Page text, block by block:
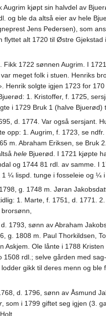
kjøpt sin halvdel av
og ble da altså eier av hele
Jens Pedersen), som
flyttet alt 1720 til Østre
1722 sønnen Augrim. I
meget folk i stuen. Henriks
Henrik solgte igjen 1723 for
1. Kristoffer, f. 1725,
i 1729 Bruk 1 (halve
d. 1774. Var også sersjant.
opp: 1. Augrim, f. 1723, se
m. Abraham Eriksen, se
hele Bjuerød. I 1721 kjøpte
og 1744 81 rdl. av samme.
¼ lispd. tunge i fosseleie og ¼
g. 1748 m. Jøran
1. Marte, f. 1751, d. 1771.
1793, sønn av Abraham
g. 1808 m. Paul Thorkildsen,
Askjem. Ole lånte i 1788
rdl.; selve gården med
gikk til deres menn og
d. 1796, sønn av Åsmund
, som i 1799 giftet seg igjen (3.